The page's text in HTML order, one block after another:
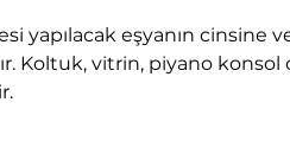
Koltuk, vitrin, piyano